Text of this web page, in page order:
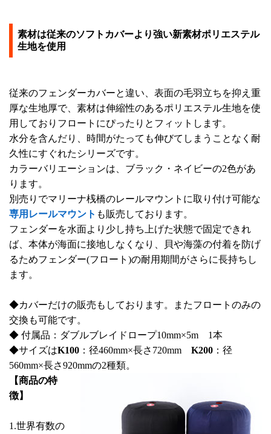
素材は従来のソフトカバーより強い新素材ポリエステル
生地を使用
従来のフェンダーカバーと違い、表面の毛羽立ちを抑え重
厚な生地厚で、素材は伸縮性のあるポリエステル生地を使
用しておりフロートにぴったりとフィットします。
水分を含んだり、時間がたっても伸びてしまうことなく耐
久性にすぐれたシリーズです。
カラーバリエーションは、ブラック・ネイビーの2色があ
ります。
別売りでマリーナ桟橋のレールマウントに取り付け可能な
専用レールマウント も販売しております。
フェンダーを水面より少し持ち上げた状態で固定できれ
ば、本体が海面に接地しなくなり、貝や海藻の付着を防げ
るためフェンダー(フロート)の耐用期間がさらに長持ちし
ます。
◆カバーだけの販売もしております。またフロートのみの
交換も可能です。
◆ 付属品：ダブルブレイドロープ10mm×5m 1本
◆サイズはK100 ：径460mm×長さ720mm K200 ：径
560mm×長さ920mmの2種類。
【商品の特
徴】
1.世界有数の